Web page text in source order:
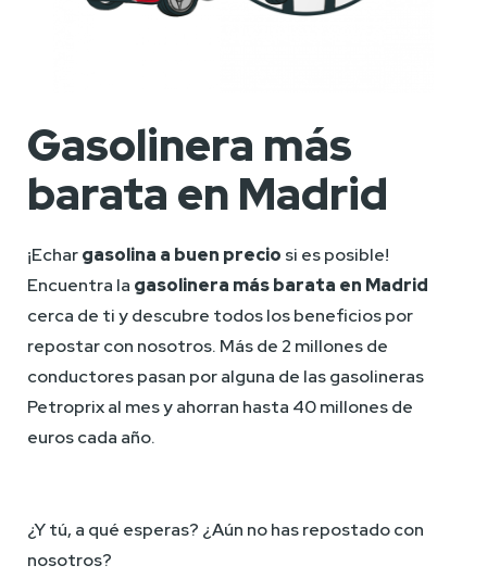
Gasolinera más
barata en Madrid
¡Echar gasolina a buen precio si es posible!
Encuentra la gasolinera más barata en Madrid
cerca de ti y descubre todos los beneficios por
repostar con nosotros. Más de 2 millones de
conductores pasan por alguna de las gasolineras
Petroprix al mes y ahorran hasta 40 millones de
euros cada año.
¿Y tú, a qué esperas? ¿Aún no has repostado con
nosotros?